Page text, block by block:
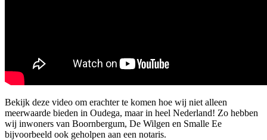
Bekijk deze video om erachter te komen hoe wij niet alleen
meerwaarde bieden in Oudega, maar in heel Nederland! Zo hebben
wij inwoners van Boornbergum, De Wilgen en Smalle Ee
bijvoorbeeld ook geholpen aan een notaris.